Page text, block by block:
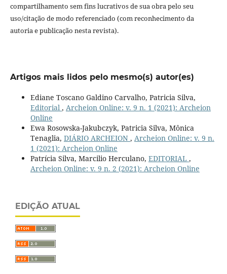
compartilhamento sem fins lucrativos de sua obra pelo seu
uso/citação de modo referenciado (com reconhecimento da
autoria e publicação nesta revista).
Artigos mais lidos pelo mesmo(s) autor(es)
Ediane Toscano Galdino Carvalho, Patricia Silva,
Editorial , Archeion Online: v. 9 n. 1 (2021): Archeion
Online
Ewa Rosowska-Jakubczyk, Patricia Silva, Mônica
Tenaglia, DIÁRIO ARCHEION , Archeion Online: v. 9 n.
1 (2021): Archeion Online
Patrícia Silva, Marcilio Herculano, EDITORIAL ,
Archeion Online: v. 9 n. 2 (2021): Archeion Online
EDIÇÃO ATUAL